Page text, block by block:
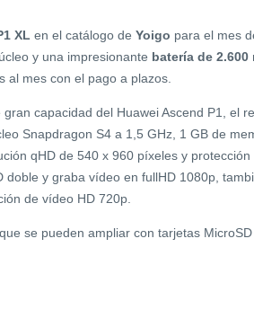
XL en el catálogo de Yoigo para el mes
y una impresionante batería de 2.600
al mes con el pago a plazos.
capacidad del Huawei Ascend P1, el
Snapdragon S4 a 1,5 GHz, 1 GB de
qHD de 540 x 960 píxeles y
doble y graba vídeo en fullHD 1080p,
de vídeo HD 720p.
se pueden ampliar con tarjetas